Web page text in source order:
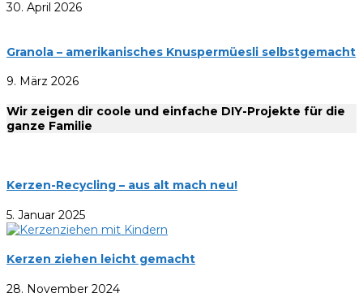
30. April 2026
Granola – amerikanisches Knuspermüesli selbstgemacht
9. März 2026
Wir zeigen dir coole und einfache DIY-Projekte für die
ganze Familie
Kerzen-Recycling – aus alt mach neu!
5. Januar 2025
Kerzen ziehen leicht gemacht
28. November 2024